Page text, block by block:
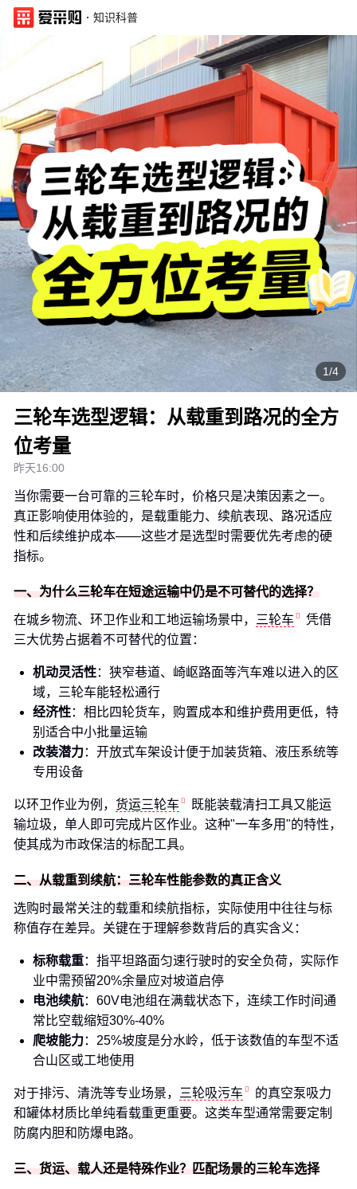
· 知识科普
1/4
三轮车选型逻辑：从载重到路况的全方
位考量
昨天16:00
当你需要一台可靠的三轮车时，价格只是决策因素之一。
真正影响使用体验的，是载重能力、续航表现、路况适应
性和后续维护成本——这些才是选型时需要优先考虑的硬
指标。
一、为什么三轮车在短途运输中仍是不可替代的选择？
在城乡物流、环卫作业和工地运输场景中， 三轮车
凭借
三大优势占据着不可替代的位置：
机动灵活性：狭窄巷道、崎岖路面等汽车难以进入的区
域，三轮车能轻松通行
经济性：相比四轮货车，购置成本和维护费用更低，特
别适合中小批量运输
改装潜力：开放式车架设计便于加装货箱、液压系统等
专用设备
以环卫作业为例， 货运三轮车
既能装载清扫工具又能运
输垃圾，单人即可完成片区作业。这种"一车多用"的特性，
使其成为市政保洁的标配工具。
二、从载重到续航：三轮车性能参数的真正含义
选购时最常关注的载重和续航指标，实际使用中往往与标
称值存在差异。关键在于理解参数背后的真实含义：
标称载重：指平坦路面匀速行驶时的安全负荷，实际作
业中需预留20%余量应对坡道启停
电池续航：60V电池组在满载状态下，连续工作时间通
常比空载缩短30%-40%
爬坡能力：25%坡度是分水岭，低于该数值的车型不适
合山区或工地使用
对于排污、清洗等专业场景， 三轮吸污车
的真空泵吸力
和罐体材质比单纯看载重更重要。这类车型通常需要定制
防腐内胆和防爆电路。
三、货运、载人还是特殊作业？匹配场景的三轮车选择